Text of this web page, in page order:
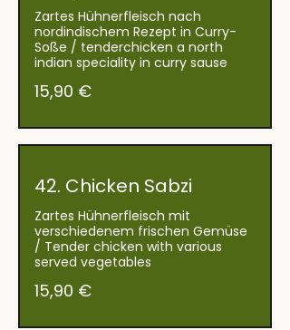
Zartes Hühnerfleisch nach
nordindischem Rezept in Curry-
Soße / tenderchicken a north
indian speciality in curry sause
15,90 €
42. Chicken Sabzi
Zartes Hühnerfleisch mit
verschiedenem frischen Gemüse
/ Tender chicken with various
served vegetables
15,90 €